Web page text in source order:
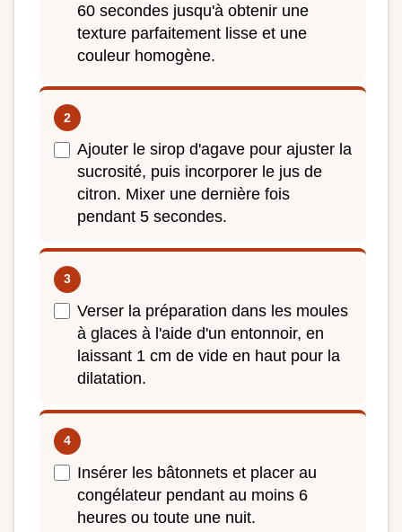
60 secondes jusqu'à obtenir une
texture parfaitement lisse et une
couleur homogène.
Ajouter le sirop d'agave pour ajuster la
sucrosité, puis incorporer le jus de
citron. Mixer une dernière fois
pendant 5 secondes.
Verser la préparation dans les moules
à glaces à l'aide d'un entonnoir, en
laissant 1 cm de vide en haut pour la
dilatation.
Insérer les bâtonnets et placer au
congélateur pendant au moins 6
heures ou toute une nuit.